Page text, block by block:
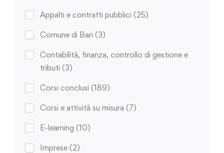
Appalti e contratti pubblici (25)
Comune di Bari (3)
Contabilità, finanza, controllo di gestione e
tributi (3)
Corsi conclusi (189)
Corsi e attività su misura (7)
E-learning (10)
Imprese (2)